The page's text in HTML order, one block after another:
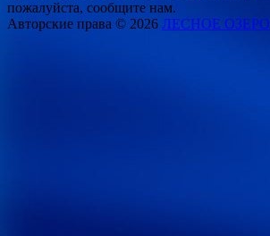
пожалуйста, сообщите нам.
Авторские права © 2026 ЛЕСНОЕ ОЗЕРО